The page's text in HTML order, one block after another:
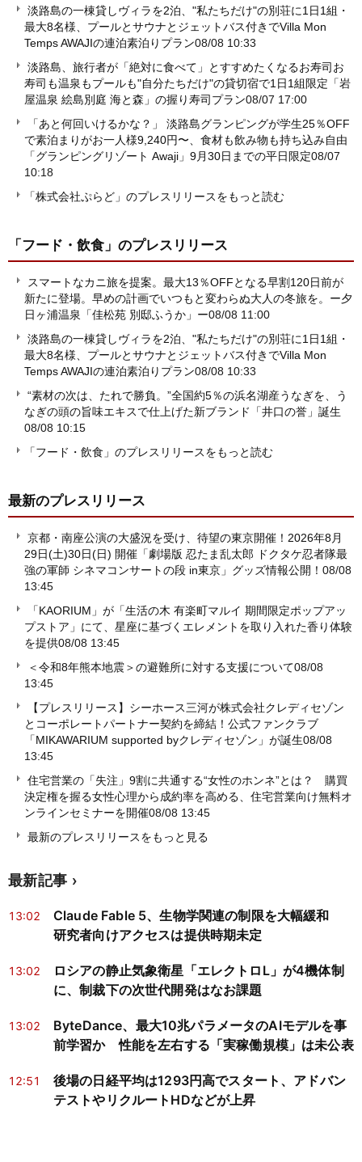
淡路島の一棟貸しヴィラを2泊、"私たちだけ"の別荘に1日1組・
最大8名様、プールとサウナとジェットバス付きでVilla Mon
Temps AWAJIの連泊素泊りプラン08/08 10:33
淡路島、旅行者が「絶対に食べて」とすすめたくなるお寿司お
寿司も温泉もプールも"自分たちだけ"の貸切宿で1日1組限定「岩
屋温泉 絵島別庭 海と森」の握り寿司プラン08/07 17:00
「あと何回いけるかな？」 淡路島グランピングが学生25％OFF
で素泊まりがお一人様9,240円〜、食材も飲み物も持ち込み自由
「グランピングリゾート Awaji」9月30日までの平日限定08/07
10:18
「株式会社ぷらど」のプレスリリースをもっと読む
「フード・飲食」 のプレスリリース
スマートなカニ旅を提案。最大13％OFFとなる早割120日前が
新たに登場。早めの計画でいつもと変わらぬ大人の冬旅を。ー夕
日ヶ浦温泉「佳松苑 別邸ふうか」ー08/08 11:00
淡路島の一棟貸しヴィラを2泊、"私たちだけ"の別荘に1日1組・
最大8名様、プールとサウナとジェットバス付きでVilla Mon
Temps AWAJIの連泊素泊りプラン08/08 10:33
“素材の次は、たれで勝負。”全国約5％の浜名湖産うなぎを、う
なぎの頭の旨味エキスで仕上げた新ブランド「井口の誉」誕生
08/08 10:15
「フード・飲食」のプレスリリースをもっと読む
最新のプレスリリース
京都・南座公演の大盛況を受け、待望の東京開催！2026年8月
29日(土)30日(日) 開催「劇場版 忍たま乱太郎 ドクタケ忍者隊最
強の軍師 シネマコンサートの段 in東京」グッズ情報公開！ 08/08
13:45
「KAORIUM」が「生活の木 有楽町マルイ 期間限定ポップアッ
プストア」にて、星座に基づくエレメントを取り入れた香り体験
を提供08/08 13:45
＜令和8年熊本地震＞の避難所に対する支援について08/08
13:45
【プレスリリース】シーホース三河が株式会社クレディセゾン
とコーポレートパートナー契約を締結！公式ファンクラブ
「MIKAWARIUM supported byクレディセゾン」が誕生08/08
13:45
住宅営業の「失注」9割に共通する“女性のホンネ”とは？ 購買
決定権を握る女性心理から成約率を高める、住宅営業向け無料オ
ンラインセミナーを開催08/08 13:45
最新のプレスリリースをもっと見る
最新記事
13:02
Claude Fable 5、生物学関連の制限を大幅緩和
研究者向けアクセスは提供時期未定
13:02
ロシアの静止気象衛星「エレクトロL」が4機体制
に、制裁下の次世代開発はなお課題
13:02
ByteDance、最大10兆パラメータのAIモデルを事
前学習か 性能を左右する「実稼働規模」は未公表
12:51
後場の日経平均は1293円高でスタート、アドバン
テストやリクルートHDなどが上昇